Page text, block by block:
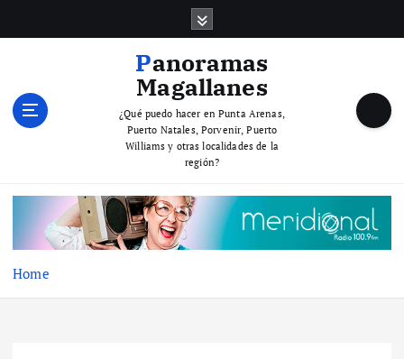
Panoramas
Magallanes
¿Qué puedo hacer en Punta Arenas,
Puerto Natales, Porvenir, Puerto
Williams y otras localidades de la
región?
Home